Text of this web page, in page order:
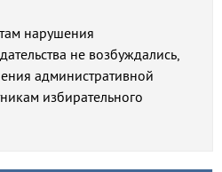
нарушения
не возбуждались,
административной
избирательного